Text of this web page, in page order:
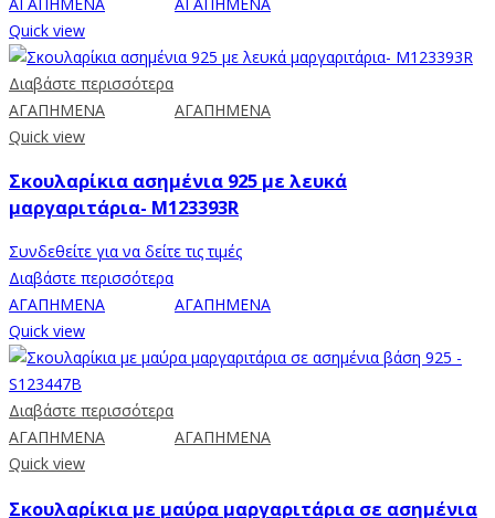
Quick view
Διαβάστε περισσότερα
ΑΓΑΠΗΜΕΝΑ
ΑΓΑΠΗΜΕΝΑ
Quick view
Σκουλαρίκια ασημένια 925 με λευκά
μαργαριτάρια- M123393R
Συνδεθείτε για να δείτε τις τιμές
Διαβάστε περισσότερα
ΑΓΑΠΗΜΕΝΑ
ΑΓΑΠΗΜΕΝΑ
Quick view
Διαβάστε περισσότερα
ΑΓΑΠΗΜΕΝΑ
ΑΓΑΠΗΜΕΝΑ
Quick view
Σκουλαρίκια με μαύρα μαργαριτάρια σε ασημένια